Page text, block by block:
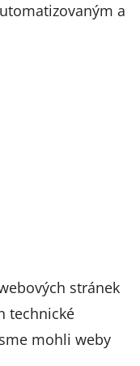
a
stránek
technické
mohli weby